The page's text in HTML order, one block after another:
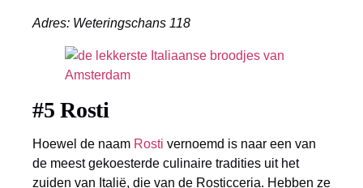
Adres: Weteringschans 118
#5 Rosti
Hoewel de naam Rosti vernoemd is naar een van
de meest gekoesterde culinaire tradities uit het
zuiden van Italië, die van de Rosticceria. Hebben ze